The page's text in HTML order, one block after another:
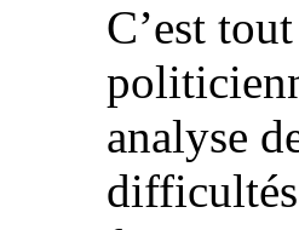
C’est
analyse